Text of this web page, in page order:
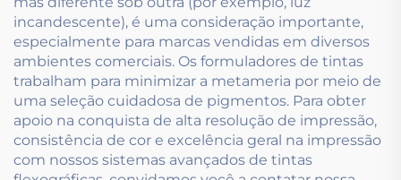
incandescente), é uma consideração importante,
especialmente para marcas vendidas em diversos
ambientes comerciais. Os formuladores de tintas
trabalham para minimizar a metameria por meio de
uma seleção cuidadosa de pigmentos. Para obter
apoio na conquista de alta resolução de impressão,
consistência de cor e excelência geral na impressão
com nossos sistemas avançados de tintas